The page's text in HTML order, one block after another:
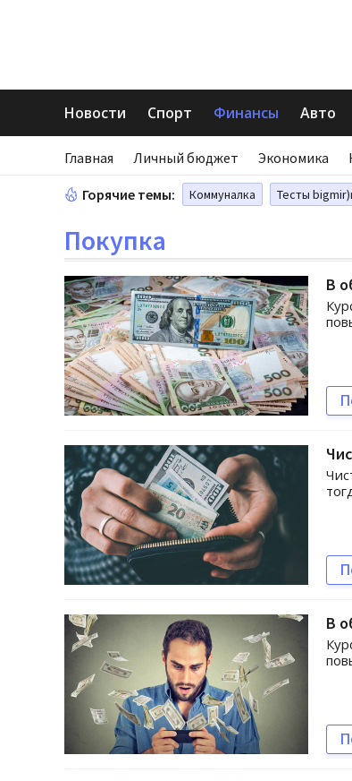
Новости Спорт Финансы Авто
Главная Личный бюджет Экономика
Горячие темы: Коммуналка Тесты
Покупка
В
В